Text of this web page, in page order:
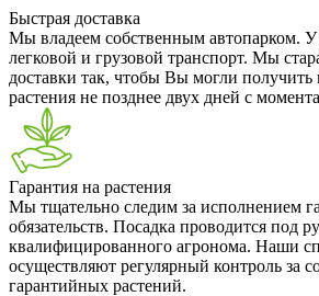
Быстрая доставка
Мы владеем собственным автопарком.
легковой и грузовой транспорт. Мы
доставки так, чтобы Вы могли
растения не позднее двух дней с
Гарантия на растения
Мы тщательно следим за исполнением
обязательств. Посадка проводится под
квалифицированного агронома. Наши
осуществляют регулярный контроль за
гарантийных растений.